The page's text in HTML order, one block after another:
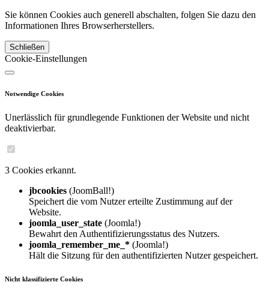
Sie können Cookies auch generell abschalten, folgen Sie dazu den
Informationen Ihres Browserherstellers.
Schließen
Cookie-Einstellungen
Notwendige Cookies
Unerlässlich für grundlegende Funktionen der Website und nicht
deaktivierbar.
3 Cookies erkannt.
jbcookies (JoomBall!)
Speichert die vom Nutzer erteilte Zustimmung auf der
Website.
joomla_user_state (Joomla!)
Bewahrt den Authentifizierungsstatus des Nutzers.
joomla_remember_me_* (Joomla!)
Hält die Sitzung für den authentifizierten Nutzer gespeichert.
Nicht klassifizierte Cookies